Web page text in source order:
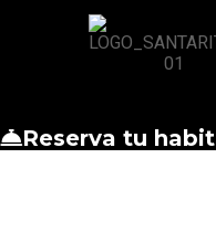
Reserva tu